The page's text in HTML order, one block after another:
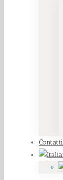
Contatti